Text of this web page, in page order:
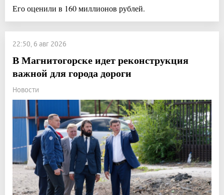
Его оценили в 160 миллионов рублей.
22:50, 6 авг 2026
В Магнитогорске идет реконструкция
важной для города дороги
Новости